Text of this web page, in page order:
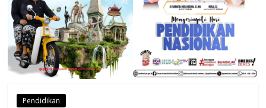
Pendidikan